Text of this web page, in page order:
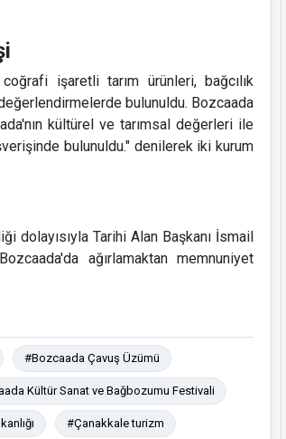
işaretli tarım ürünleri, bağcılık
bulunuldu. Bozcaada
kültürel ve tarımsal değerleri ile
bulunuldu." denilerek iki kurum
dolayısıyla Tarihi Alan Başkanı İsmail
ağırlamaktan memnuniyet
#Bozcaada Çavuş Üzümü
Kültür Sanat ve Bağbozumu Festivali
#Çanakkale turizm